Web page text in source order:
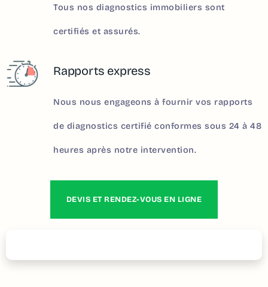
Tous nos diagnostics immobiliers sont
certifiés et assurés.
Rapports express
Nous nous engageons à fournir vos rapports
de diagnostics certifié conformes sous 24 à 48
heures après notre intervention.
DEVIS ET RENDEZ-VOUS EN LIGNE